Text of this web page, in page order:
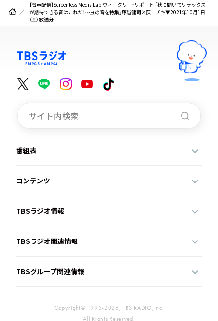
【音声配信】Screenless Media Lab.ウィークリー・リポート 「秋に聞いてリラックス
が期待できる音はこれだ！～虫の音を特集」塚越健司×荻上チキ▼2021年10月1日
（金）放送分
番組表
コンテンツ
TBSラジオ情報
TBSラジオ関連情報
TBSグループ関連情報
Copyright© 1995-2026, TBS RADIO,Inc.
All Rights Reserved.